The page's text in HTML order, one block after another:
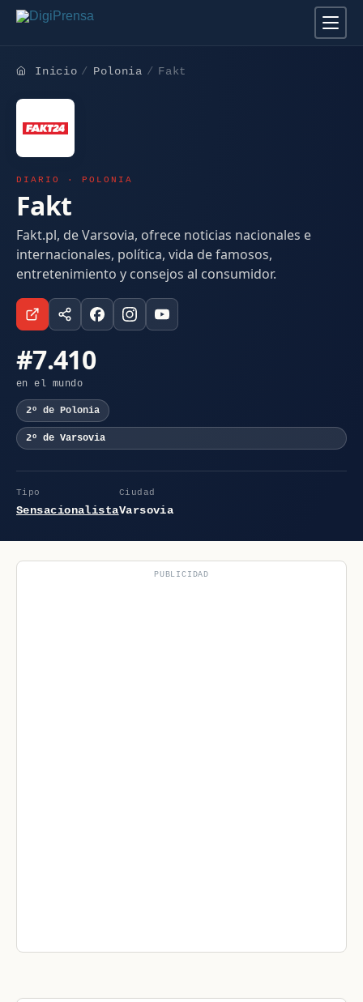
Inicio Polonia Fakt
DIARIO · POLONIA
Fakt
Fakt.pl, de Varsovia, ofrece noticias nacionales e
internacionales, política, vida de famosos,
entretenimiento y consejos al consumidor.
#7.410
en el mundo
2º de Polonia
2º de Varsovia
Tipo
Sensacionalista
Ciudad
Varsovia
PUBLICIDAD